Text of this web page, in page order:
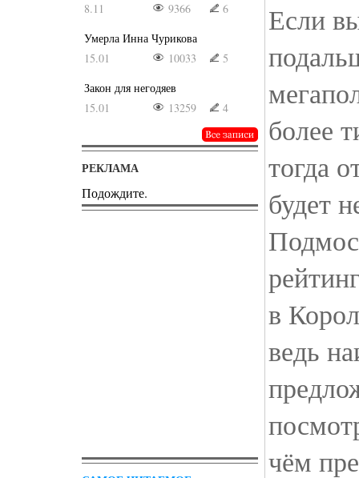
8.11
9366
6
Умерла Инна Чурикова
15.01
10033
5
Закон для негодяев
15.01
13259 4
РЕКЛАМА
Подождите.
Если
более
тогда
будет
в
ведь
чём